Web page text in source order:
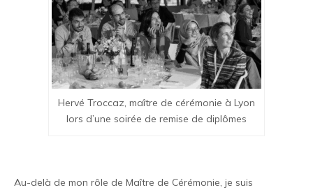
Hervé Troccaz, maître de cérémonie à Lyon
lors d’une soirée de remise de diplômes
Au-delà de mon rôle de Maître de Cérémonie, je suis